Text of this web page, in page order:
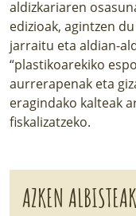
aldizkariaren
edizioak, agintzen
jarraitu eta aldian-
“plastikoarekiko
aurrerapenak eta
eragindako kalteak
fiskalizatzeko.
AZKEN ALBISTEAK